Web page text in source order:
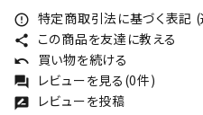
error_outline 特定商取引法に基づく表記
share この商品を友達に教える
undo 買い物を続ける
forum レビューを見る(0件)
rate_review レビューを投稿